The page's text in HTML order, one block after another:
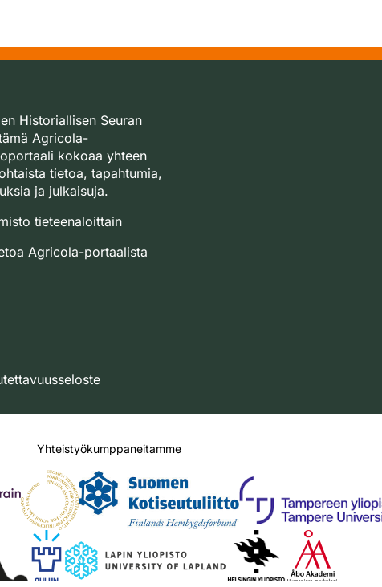
Historiallisen Seuran
Agricola-
kokoaa yhteen
tietoa, tapahtumia,
ja julkaisuja.
tieteenaloittain
Agricola-portaalista
Yhteistyökumppaneitamme